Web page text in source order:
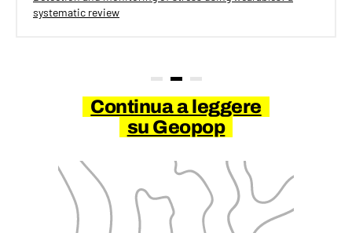
systematic review
Continua a leggere
su Geopop